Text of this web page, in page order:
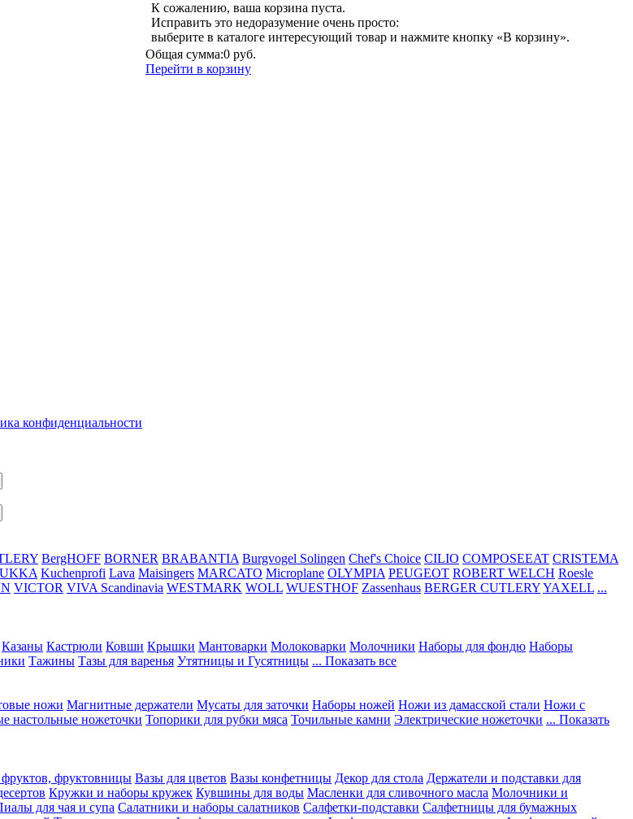
конфиденциальности
К сожалению, ваша корзина пуста.
Исправить это недоразумение очень просто:
выберите в каталоге интересующий товар и нажмите кнопку «В корзину».
Общая сумма:0 руб.
Перейти в корзину
BergHOFF BORNER BRABANTIA Burgvogel Solingen Chef's Choice CILIO COMPOSEEAT CRISTEMA
Kuchenprofi Lava Maisingers MARCATO Microplane OLYMPIA PEUGEOT ROBERT WELCH Roesle
VICTOR VIVA Scandinavia WESTMARK WOLL WUESTHOF Zassenhaus BERGER CUTLERYYAXELL ...
Казаны Кастрюли Ковши Крышки Мантоварки Молоковарки Молочники Наборы для фондю Наборы
Тажины Тазы для варенья Утятницы и Гусятницы ... Показать все
ножи Магнитные держатели Мусаты для заточки Наборы ножей Ножи из дамасской стали Ножи с
настольные ножеточки Топорики для рубки мяса Точильные камни Электрические ножеточки ... Показать
фруктовницы Вазы для цветов Вазы конфетницы Декор для стола Держатели и подставки для
Кружки и наборы кружек Кувшины для воды Масленки для сливочного масла Молочники и
для чая и супа Салатники и наборы салатников Салфетки-подставки Салфетницы для бумажных